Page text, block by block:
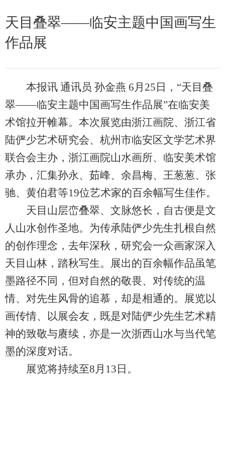
天目叠翠——临安主题中国画写生
作品展
本报讯 通讯员 孙金燕 6月25日，“天目叠
翠——临安主题中国画写生作品展”在临安美
术馆拉开帷幕。本次展览由浙江画院、浙江省
陆俨少艺术研究会、杭州市临安区文学艺术界
联合会主办，浙江画院山水画所、临安美术馆
承办，汇集孙永、茹峰、余昌梅、王葱葱、张
驰、黄伯君等19位艺术家的百余幅写生佳作。
天目山层峦叠翠、文脉悠长，自古便是文
人山水创作圣地。为传承陆俨少先生扎根自然
的创作理念，去年深秋，研究会一众画家深入
天目山林，踏秋写生。展出的百余幅作品虽笔
墨路径不同，但对自然的敬畏、对传统的温
情、对先生风骨的追慕，却是相通的。展览以
画传情、以展会友，既是对陆俨少先生艺术精
神的致敬与赓续，亦是一次浙西山水与当代笔
墨的深度对话。
展览将持续至8月13日。